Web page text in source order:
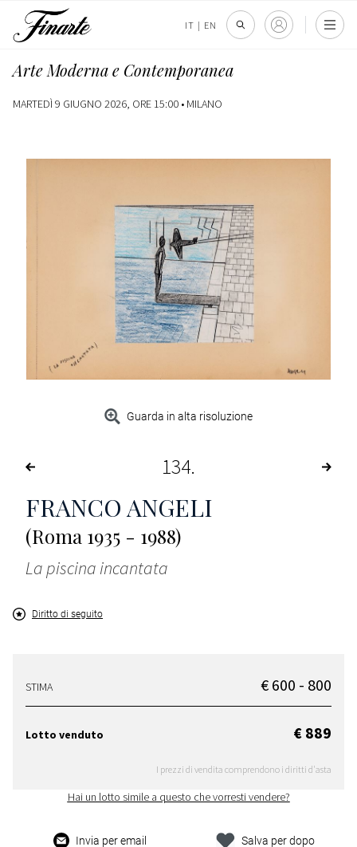
IT | EN
Arte Moderna e Contemporanea
MARTEDÌ 9 GIUGNO 2026, ORE 15:00 • MILANO
Guarda in alta risoluzione
134
FRANCO ANGELI
(Roma 1935 - 1988)
La piscina incantata
Diritto di seguito
STIMA € 600 - 800
Lotto venduto € 889
I prezzi di vendita comprendono i diritti d'asta
Hai un lotto simile a questo che vorresti vendere?
Invia per email
Salva per dopo